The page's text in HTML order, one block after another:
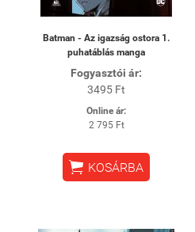
Batman - Az igazság ostora 1.
puhatáblás manga
Fogyasztói ár:
3495 Ft
Online ár:
2 795 Ft
 KOSÁRBA